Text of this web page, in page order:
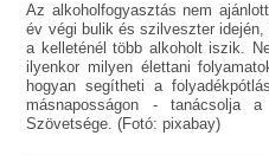
Az alkoholfogyasztás nem
év végi bulik és szilveszter
a kelleténél több alkoholt iszik.
ilyenkor milyen élettani
hogyan segítheti a
másnaposságon - tanácsolja
Szövetsége. (Fotó: pixabay)